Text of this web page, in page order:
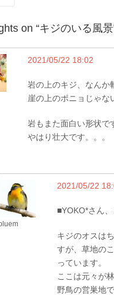
on “キジのいる風景
2021/05/22 18:02
岩の上のキジ、なんか
崖の上のポニョじゃな
岩もまた面白い形状で
やはり壮大です。。。
2021/05/22
■YOKO*さん、
キジのオスは
すが、草地の
っています。
ここは元々が
野鳥の営巣地